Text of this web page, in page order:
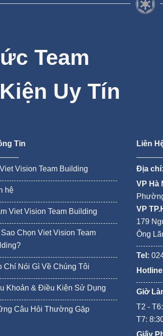
Team
Uy Tín
Tin
Vision Team Building
hệ
Viet Vision Team Building
Chọn Viet Vision Team
Chí Nói Gì Về Chúng Tôi
Khoản & Điều Kiện Sử Dụng
Câu Hỏi Thường Gặp
Liên
Địa chỉ:
VP Hà
VP
179
Ông
Tel:
Giờ
T2 -
T7:
Giấy